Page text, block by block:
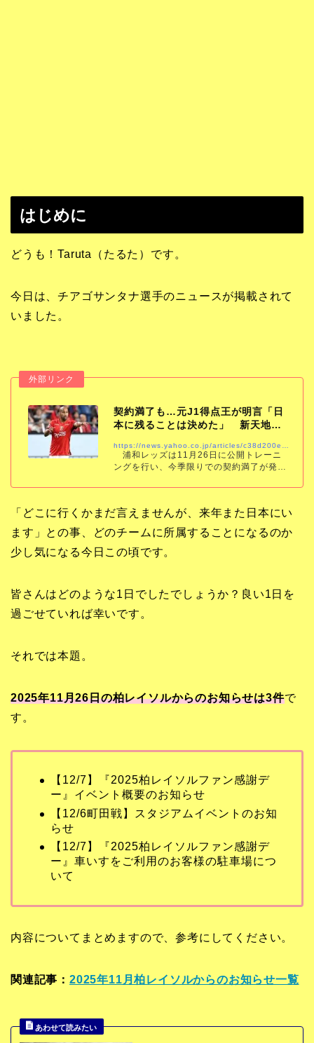
はじめに
どうも！Taruta（たるた）です。
今日は、チアゴサンタナ選手のニュースが掲載されて
いました。
契約満了も…元J1得点王が明言「日
本に残ることは決めた」 新天地は
https://news.yahoo.co.jp/articles/c38d200ec7ee3acbce91408134828aa8f28128ed
浦和レッズは11月26日に公開トレーニ
ングを行い、今季限りでの契約満了が発表
ることはもう決めました」と、来季以降も
昨
「どこに行くかまだ言えませんが、来年また日本にい
ます」との事、どのチームに所属することになるのか
少し気になる今日この頃です。
皆さんはどのような1日でしたでしょうか？良い1日を
過ごせていれば幸いです。
それでは本題。
2025年11月26日の柏レイソルからのお知らせは3件で
す。
【12/7】『2025柏レイソルファン感謝デ
ー』イベント概要のお知らせ
【12/6町田戦】スタジアムイベントのお知
らせ
【12/7】『2025柏レイソルファン感謝デ
ー』車いすをご利用のお客様の駐車場につ
いて
内容についてまとめますので、参考にしてください。
関連記事： 2025年11月柏レイソルからのお知らせ一覧